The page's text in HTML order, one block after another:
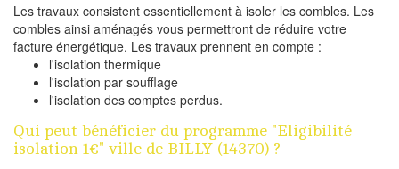
Les travaux consistent essentiellement à isoler les combles. Les
combles ainsi aménagés vous permettront de réduire votre
facture énergétique. Les travaux prennent en compte :
l'isolation thermique
l'isolation par soufflage
l'isolation des comptes perdus.
Qui peut bénéficier du programme "Eligibilité
isolation 1€" ville de BILLY (14370) ?